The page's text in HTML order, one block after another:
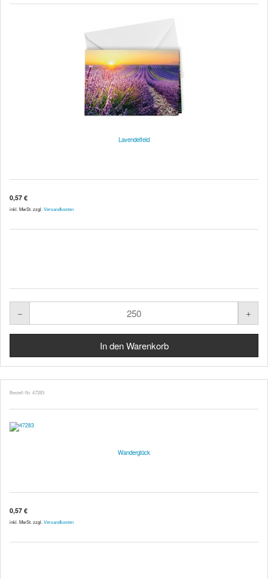
Lavendelfeld
0,57 €
inkl. MwSt. zzgl. Versandkosten
Bestell-Nr. 47283
Wanderglück
0,57 €
inkl. MwSt. zzgl. Versandkosten